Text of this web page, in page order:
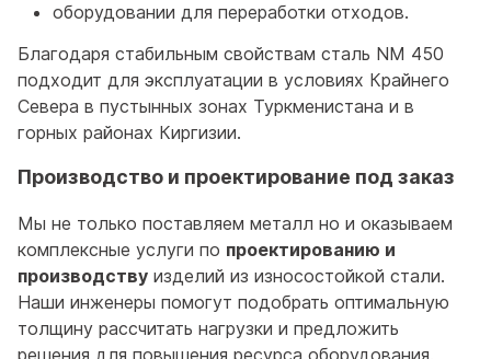
оборудовании для переработки отходов.
Благодаря стабильным свойствам сталь NM 450
подходит для эксплуатации в условиях Крайнего
Севера в пустынных зонах Туркменистана и в
горных районах Киргизии.
Производство и проектирование под заказ
Мы не только поставляем металл но и оказываем
комплексные услуги по проектированию и
производству изделий из износостойкой стали.
Наши инженеры помогут подобрать оптимальную
толщину рассчитать нагрузки и предложить
решения для повышения ресурса оборудования.